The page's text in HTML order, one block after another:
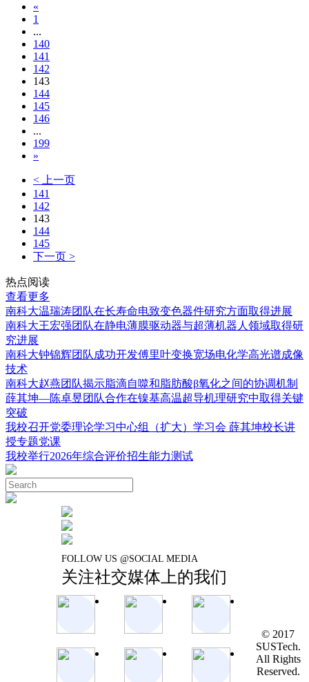
«
1
...
140
141
142
143
144
145
146
...
199
»
< 上一页
141
142
143
144
145
下一页 >
热点阅读
查看更多
南科大温瑞涛团队在长寿命电致变色器件研究方面取得进展
南科大王宏强团队在静电薄膜驱动器与超薄机器人领域取得研
究进展
南科大钟锦辉团队成功开发傅里叶变换宽场电化学高光谱成像
技术
南科大赵燕团队揭示脂滴自噬和脂肪酸β氧化之间的协调机制
薛其坤—陈卓昱团队合作在镍基高温超导机理研究中取得关键
突破
我校召开党委理论学习中心组（扩大）学习会 薛其坤校长讲
授专题党课
我校举行2026年综合评价招生能力测试
FOLLOW US @SOCIAL MEDIA
关注社交媒体上的我们
© 2017
SUSTech.
All Rights
Reserved.